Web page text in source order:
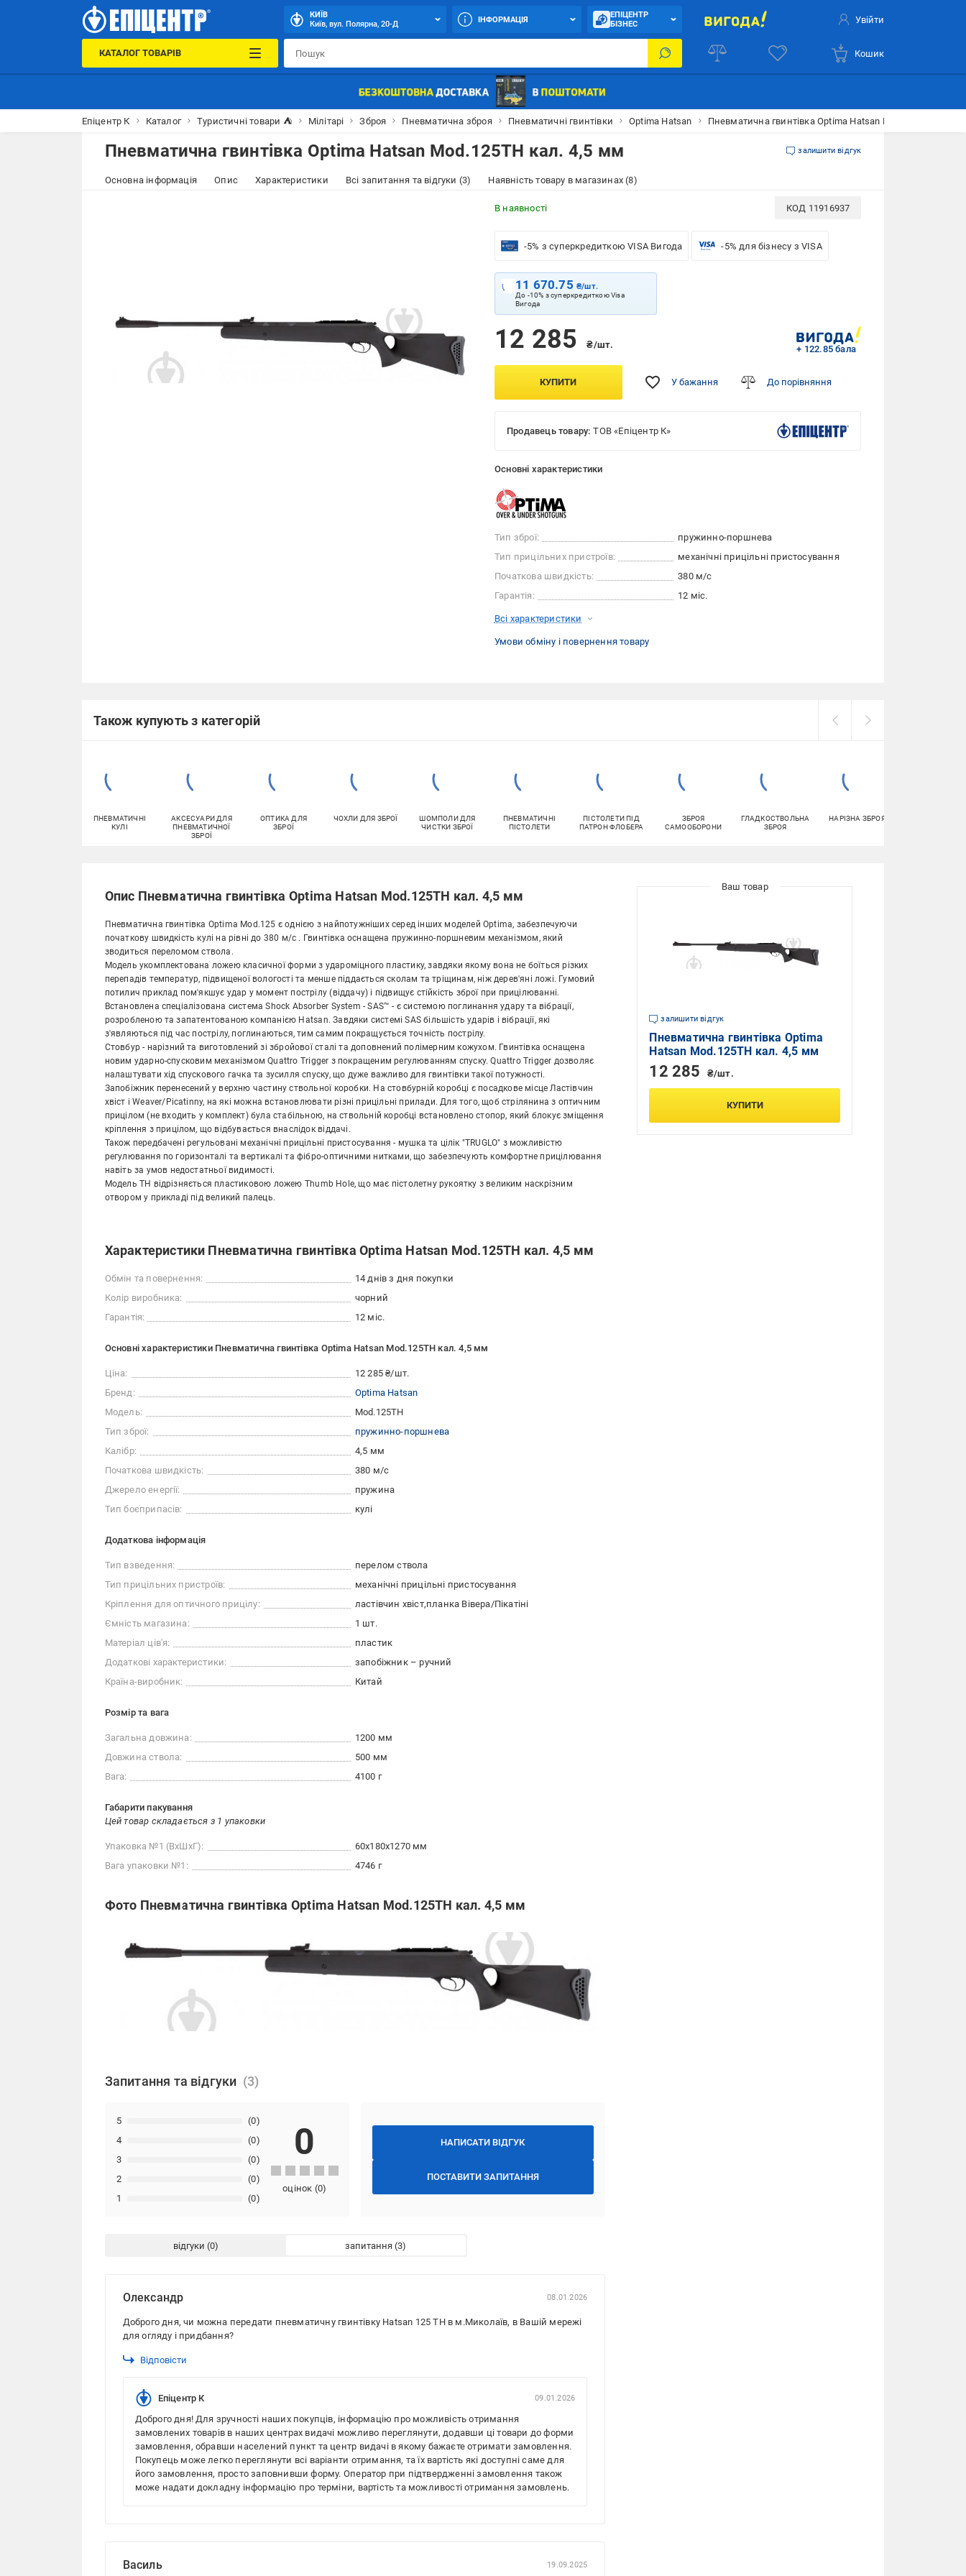
КИЇВ
Київ, вул. Полярна, 20-Д
ІНФОРМАЦІЯ
ЕПІЦЕНТР
БІЗНЕС
Увійти
КАТАЛОГ ТОВАРІВ Кошик
Епіцентр К Каталог Туристичні товари ⛺ Мілітарі Зброя Пневматична зброя Пневматичні гвинтівки Optima Hatsan Пневматична гвинтівка Optima Hatsan Mod.125TH кал.
Пневматична гвинтівка Optima Hatsan Mod.125TH кал. 4,5 мм залишити відгук
Основна інформація Опис Характеристики Всі запитання та відгуки (3) Наявність товару в магазинах (8)
В наявності КОД 11916937
-5% з суперкредиткою VISA Вигода -5% для бізнесу з VISA
11 670.75 ₴/шт.
До -10% з суперкредиткою Visa
Вигода
12 285 ₴/шт. + 122.85 бала
КУПИТИ У бажання До порівняння
Продавець товару: ТОВ «Епіцентр К»
Основні характеристики
Тип зброї:
пружинно-поршнева
Тип прицільних пристроїв:
механічні прицільні пристосування
Початкова швидкість:
380 м/с
Гарантія:
12 міс.
Всі характеристики
Умови обміну і повернення товару
Також купують з категорій
ПНЕВМАТИЧНІ
КУЛІ
АКСЕСУАРИ ДЛЯ
ПНЕВМАТИЧНОЇ
ЗБРОЇ
ОПТИКА ДЛЯ
ЗБРОЇ
ЧОХЛИ ДЛЯ ЗБРОЇ
ШОМПОЛИ ДЛЯ
ЧИСТКИ ЗБРОЇ
ПНЕВМАТИЧНІ
ПІСТОЛЕТИ
ПІСТОЛЕТИ ПІД
ПАТРОН ФЛОБЕРА
ЗБРОЯ
САМООБОРОНИ
ГЛАДКОСТВОЛЬНА
ЗБРОЯ
НАРІЗНА ЗБРОЯ
Опис Пневматична гвинтівка Optima Hatsan Mod.125TH кал. 4,5 мм
Пневматична гвинтівка Optima Mod.125 є однією з найпотужніших серед інших моделей Optima, забезпечуючи
початкову швидкість кулі на рівні до 380 м/с . Гвинтівка оснащена пружинно-поршневим механізмом, який
зводиться переломом ствола.
Модель укомплектована ложею класичної форми з удароміцного пластику, завдяки якому вона не боїться різких
перепадів температур, підвищеної вологості та менше піддається сколам та тріщинам, ніж дерев'яні ложі. Гумовий
потилич приклад пом'якшує удар у момент пострілу (віддачу) і підвищує стійкість зброї при прицілюванні.
Встановлена спеціалізована система Shock Absorber System - SAS™ - є системою поглинання удару та вібрації,
розробленою та запатентованою компанією Hatsan. Завдяки системі SAS більшість ударів і вібрації, які
з'являються під час пострілу, поглинаються, тим самим покращується точність пострілу.
Стовбур - нарізний та виготовлений зі збройової сталі та доповнений полімерним кожухом. Гвинтівка оснащена
новим ударно-спусковим механізмом Quattro Trigger з покращеним регулюванням спуску. Quattro Trigger дозволяє
налаштувати хід спускового гачка та зусилля спуску, що дуже важливо для гвинтівки такої потужності.
Запобіжник перенесений у верхню частину ствольної коробки. На стовбурній коробці є посадкове місце Ластівчин
хвіст і Weaver/Picatinny, на які можна встановлювати різні прицільні прилади. Для того, щоб стрілянина з оптичним
прицілом (не входить у комплект) була стабільною, на ствольній коробці встановлено стопор, який блокує зміщення
кріплення з прицілом, що відбувається внаслідок віддачі.
Також передбачені регульовані механічні прицільні пристосування - мушка та цілік "TRUGLO" з можливістю
регулювання по горизонталі та вертикалі та фібро-оптичними нитками, що забезпечують комфортне прицілювання
навіть за умов недостатньої видимості.
Модель TH відрізняється пластиковою ложею Thumb Hole, що має пістолетну рукоятку з великим наскрізним
отвором у прикладі під великий палець.
Характеристики Пневматична гвинтівка Optima Hatsan Mod.125TH кал. 4,5 мм
Обмін та повернення:
14 днів з дня покупки
Колір виробника:
чорний
Гарантія:
12 міс.
Основні характеристики Пневматична гвинтівка Optima Hatsan Mod.125TH кал. 4,5 мм
Ціна:
12 285 ₴/шт.
Бренд:
Optima Hatsan
Модель:
Mod.125TH
Тип зброї:
пружинно-поршнева
Калібр:
4,5 мм
Початкова швидкість:
380 м/с
Джерело енергії:
пружина
Тип боєприпасів:
кулі
Додаткова інформація
Тип взведення:
перелом ствола
Тип прицільних пристроїв:
механічні прицільні пристосування
Кріплення для оптичного прицілу:
ластівчин хвіст планка Вівера/Пікатіні
Ємність магазина:
1 шт.
Матеріал ців'я:
пластик
Додаткові характеристики:
запобіжник – ручний
Країна-виробник:
Китай
Розмір та вага
Загальна довжина:
1200 мм
Довжина ствола:
500 мм
Вага:
4100 г
Габарити пакування
Цей товар складається з 1 упаковки
Упаковка №1 (ВхШхГ):
60x180x1270 мм
Вага упаковки №1:
4746 г
Фото Пневматична гвинтівка Optima Hatsan Mod.125TH кал. 4,5 мм
Запитання та відгуки
НАПИСАТИ ВІДГУК
ПОСТАВИТИ ЗАПИТАННЯ
1 (0)
2 (0)
3 (0)
4 (0)
5 (0)
0
оцінок (0)
відгуки запитання
Олександр 08.01.2026
Доброго дня, чи можна передати пневматичну гвинтівку Hatsan 125 TH в м.Миколаїв, в Вашій мережі
для огляду і придбання?
Відповісти
Епіцентр К 09.01.2026
Доброго дня! Для зручності наших покупців, інформацію про можливість отримання
замовлених товарів в наших центрах видачі можливо переглянути, додавши ці товари до форми
замовлення, обравши населений пункт та центр видачі в якому бажаєте отримати замовлення.
Покупець може легко переглянути всі варіанти отримання, та їх вартість які доступні саме для
його замовлення, просто заповнивши форму. Оператор при підтвердженні замовлення також
може надати докладну інформацію про терміни, вартість та можливості отримання замовлень.
Василь 19.09.2025
залишити відгук
Пневматична гвинтівка Optima
Hatsan Mod.125TH кал. 4,5 мм
12 285 ₴/шт.
КУПИТИ